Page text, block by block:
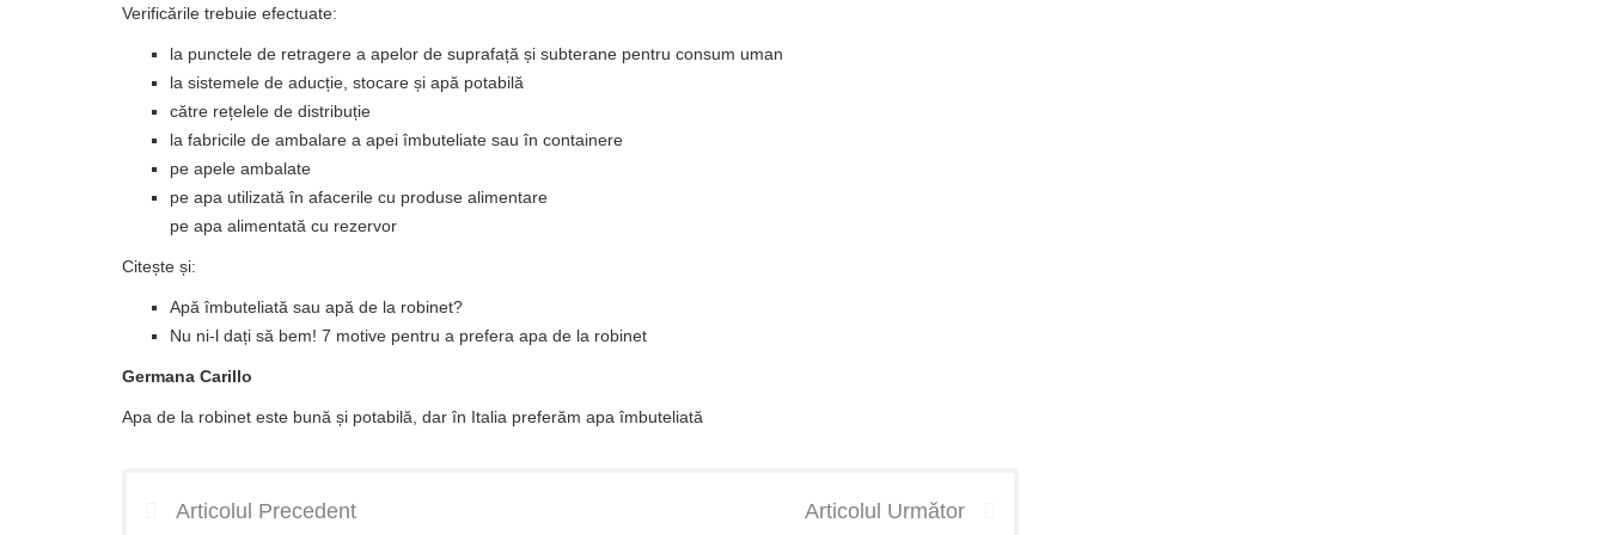
Verificările trebuie efectuate:
la punctele de retragere a apelor de suprafață și subterane pentru consum uman
la sistemele de aducție, stocare și apă potabilă
către rețelele de distribuție
la fabricile de ambalare a apei îmbuteliate sau în containere
pe apele ambalate
pe apa utilizată în afacerile cu produse alimentare
pe apa alimentată cu rezervor
Citește și:
Apă îmbuteliată sau apă de la robinet?
Nu ni-l dați să bem! 7 motive pentru a prefera apa de la robinet
Germana Carillo
Apa de la robinet este bună și potabilă, dar în Italia preferăm apa îmbuteliată
Articolul Precedent Articolul Următor